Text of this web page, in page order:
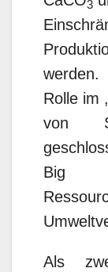
3
werden.
Rolle im
von
Big
Als